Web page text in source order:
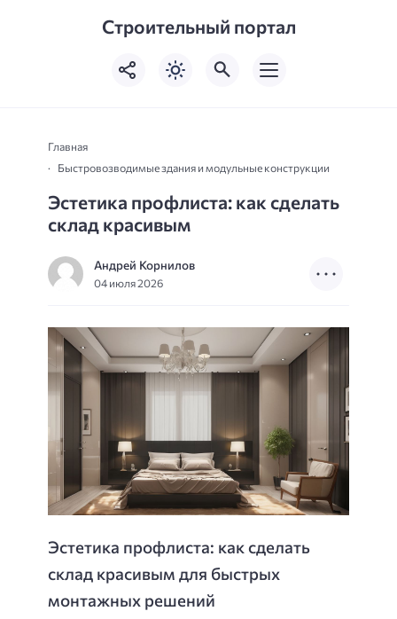
Строительный портал
Главная
Быстровозводимые здания и модульные конструкции
Эстетика профлиста: как сделать
склад красивым
Андрей Корнилов
04 июля 2026
Эстетика профлиста: как сделать
склад красивым для быстрых
монтажных решений